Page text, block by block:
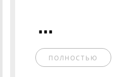
...
ПОЛНОСТЬЮ